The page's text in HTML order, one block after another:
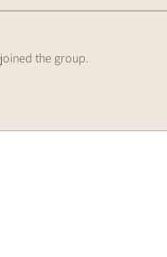
joined the group.